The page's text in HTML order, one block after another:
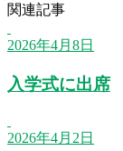
関連記事
2026年4月8日
入学式に出席
2026年4月2日